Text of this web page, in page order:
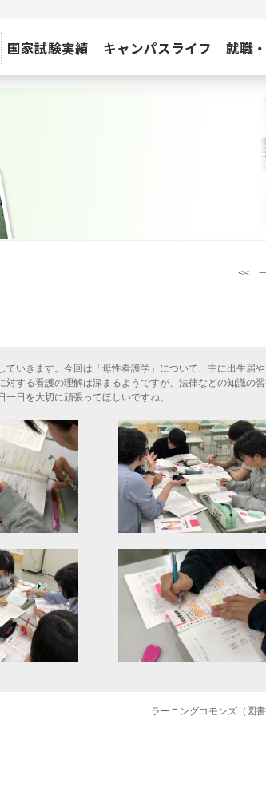
国家試験実績 キャンパスライフ 就職
<< 一
いきます。今回は「母性看護学」について、主に出生届
する看護の理解は深まるようですが、法律などの知識の
日を大切に頑張ってほしいですね。
ラーニングコモンズ（図